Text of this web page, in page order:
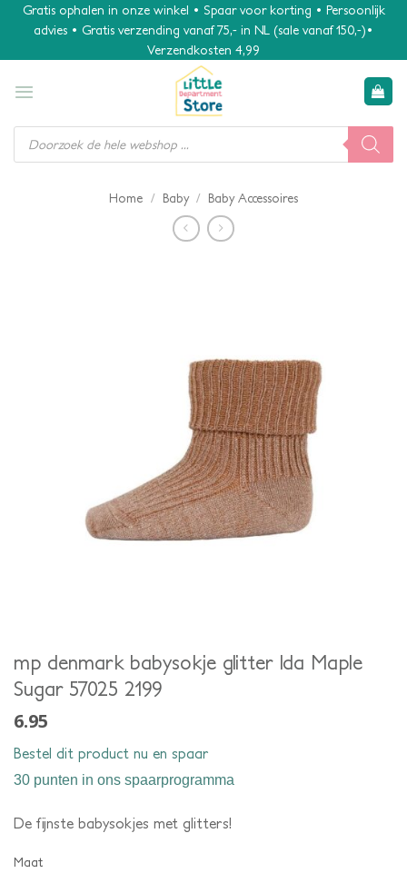
Gratis ophalen in onze winkel • Spaar voor korting • Persoonlijk
advies • Gratis verzending vanaf 75,- in NL (sale vanaf 150,-)•
Verzendkosten 4,99
Producten
zoeken
Home / Baby / Baby Accessoires
mp denmark babysokje glitter Ida Maple
Sugar 57025 2199
6.95
Bestel dit product nu en spaar
30 punten in ons spaarprogramma
De fijnste babysokjes met glitters!
Maat